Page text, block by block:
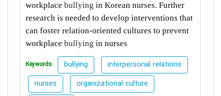
workplace bullying in Korean nurses. Further
research is needed to develop interventions that
can foster relation-oriented cultures to prevent
workplace bullying in nurses
Keywords: bullying
interpersonal relations
nurses
organizational culture